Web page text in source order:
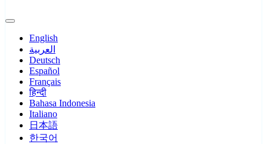
English
العربية
Deutsch
Español
Français
हिन्दी
Bahasa Indonesia
Italiano
日本語
한국어